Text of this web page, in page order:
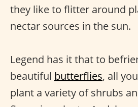
they like to flitter around
nectar sources in the sun.
Legend has it that to
beautiful butterflies, all
plant a variety of shrubs